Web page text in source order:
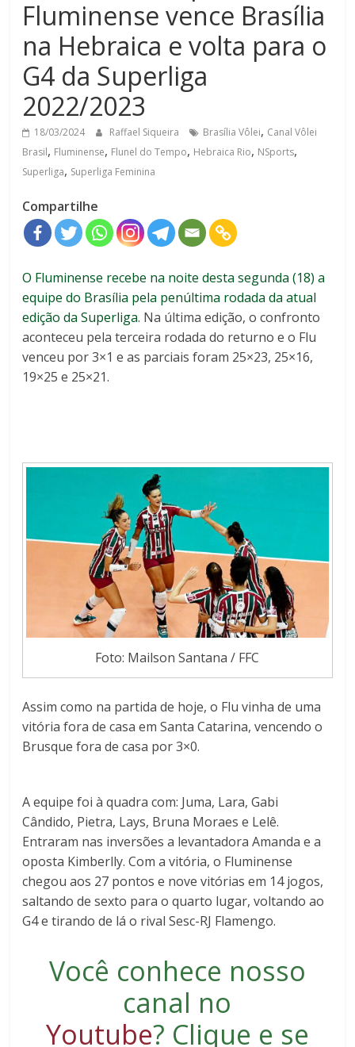
Fluminense vence Brasília
na Hebraica e volta para o
G4 da Superliga
2022/2023
18/03/2024 Raffael Siqueira Brasília Vôlei, Canal Vôlei
Brasil, Fluminense, Flunel do Tempo, Hebraica Rio, NSports,
Superliga, Superliga Feminina
Compartilhe
O Fluminense recebe na noite desta segunda (18) a
equipe do Brasília pela penúltima rodada da atual
edição da Superliga. Na última edição, o confronto
aconteceu pela terceira rodada do returno e o Flu
venceu por 3×1 e as parciais foram 25×23, 25×16,
19×25 e 25×21.
Foto: Mailson Santana / FFC
Assim como na partida de hoje, o Flu vinha de uma
vitória fora de casa em Santa Catarina, vencendo o
Brusque fora de casa por 3×0.
A equipe foi à quadra com: Juma, Lara, Gabi
Cândido, Pietra, Lays, Bruna Moraes e Lelê.
Entraram nas inversões a levantadora Amanda e a
oposta Kimberlly. Com a vitória, o Fluminense
chegou aos 27 pontos e nove vitórias em 14 jogos,
saltando de sexto para o quarto lugar, voltando ao
G4 e tirando de lá o rival Sesc-RJ Flamengo.
Você conhece nosso
canal no
Youtube? Clique e se